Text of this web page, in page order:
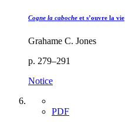
Cogne la caboche et s’ouvre la vie
Grahame C. Jones
p. 279–291
Notice
PDF